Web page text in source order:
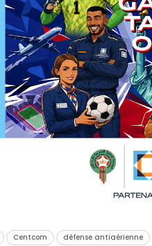
Centcom défense antiaérienne